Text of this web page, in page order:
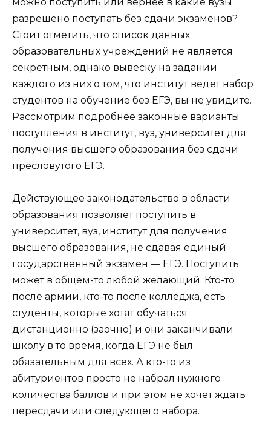
разрешено поступать без сдачи экзаменов?
Стоит отметить, что список данных
образовательных учреждений не является
секретным, однако вывеску на задании
каждого из них о том, что институт ведет набор
студентов на обучение без ЕГЭ, вы не увидите.
Рассмотрим подробнее законные варианты
поступления в институт, вуз, университет для
получения высшего образования без сдачи
пресловутого ЕГЭ.
Действующее законодательство в области
образования позволяет поступить в
университет, вуз, институт для получения
высшего образования, не сдавая единый
государственный экзамен — ЕГЭ. Поступить
может в общем-то любой желающий. Кто-то
после армии, кто-то после колледжа, есть
студенты, которые хотят обучаться
дистанционно (заочно) и они заканчивали
школу в то время, когда ЕГЭ не был
обязательным для всех. А кто-то из
абитуриентов просто не набрал нужного
количества баллов и при этом не хочет ждать
пересдачи или следующего набора.